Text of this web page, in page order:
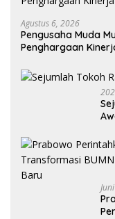
Agustus 6, 2026
Pengusaha Muda
Penghargaan